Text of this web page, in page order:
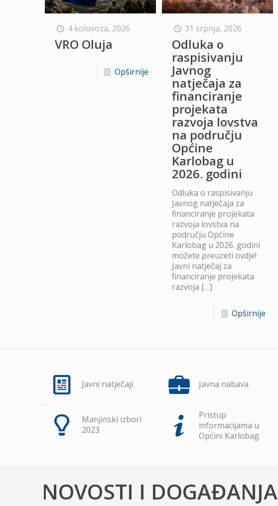
4 kolovoza, 2026
VRO Oluja
Opširnije
31 srpnja, 2026
Odluka o
raspisivanju
Javnog
natječaja za
financiranje
projekata
razvoja lovstva
na području
Općine
Karlobag u
2026. godini
Odluka o raspisivanju
Javnog natječaja za
financiranje projekata
razvoja lovstva na
području Općine
Karlobag u 2026. godini
možete preuzeti ovdje!
Javni natječaj za
financiranje projekata
razvoja […]
Opširnije
Javni natječaji Javna nabava
Manjinski izbori
2023
Pristup
informacijama u
Općini Karlobag
NOVOSTI I DOGAĐANJA